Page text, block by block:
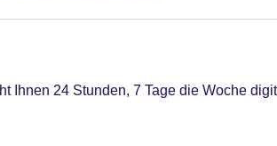
Ihnen 24 Stunden, 7 Tage die Woche